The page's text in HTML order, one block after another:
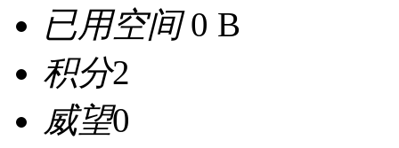
已用空间0 B
积分2
威望0